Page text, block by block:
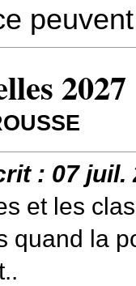
2027
: 07 juil.
et les
quand la